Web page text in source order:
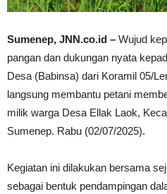
Sumenep, JNN.co.id – Wujud
pangan dan dukungan nyata
Desa (Babinsa) dari Koramil 05/
langsung membantu petani
milik warga Desa Ellak Laok,
Sumenep. Rabu (02/07/2025).
Kegiatan ini dilakukan bersama
sebagai bentuk pendampingan